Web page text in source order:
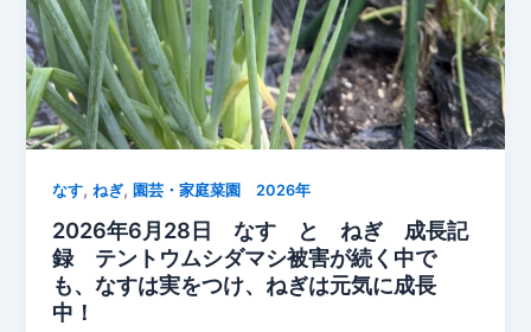
る
我
が
家
の
す
【6
月
末
の
なす,ねぎ,園芸・家庭菜園 2026年
2026年6月28日 なす と ねぎ 成長記
録 テントウムシダマシ被害が続く中で
も、なすは実をつけ、ねぎは元気に成長
中！